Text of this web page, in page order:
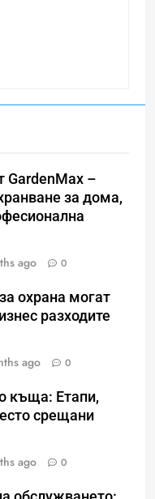
дизайн
GardenMax –
за дома,
ago 0
охрана могат
разходите
ago 0
къща: Етапи,
срещани
ago 0